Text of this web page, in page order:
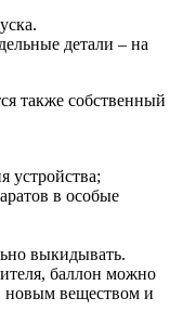
детали – на
также собственный
устройства;
в особые
выкидывать.
баллон можно
новым веществом и